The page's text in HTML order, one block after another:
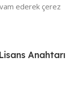
ederek çerez
Anahtarı